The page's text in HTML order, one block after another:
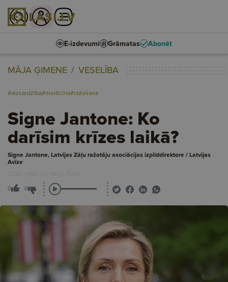
E-izdevumi Grāmatas Abonēt
MĀJA ĢIMENE VESELĪBA
#aizsardzība#medicīna#ražošana
Signe Jantone: Ko
darīsim krīzes laikā?
Signe Jantone, Latvijas Zāļu ražotāju asociācijas izpilddirektore / Latvijas
Avīze
2026. gada 29. maijs, 11:00
0 0